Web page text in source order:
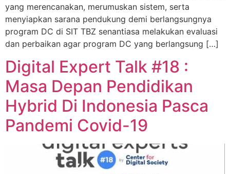
yang merencanakan, merumuskan sistem, serta
menyiapkan sarana pendukung demi berlangsungnya
program DC di SIT TBZ senantiasa melakukan evaluasi
dan perbaikan agar program DC yang berlangsung […]
Digital Expert Talk #18 :
Masa Depan Pendidikan
Hybrid Di Indonesia Pasca
Pandemi Covid-19